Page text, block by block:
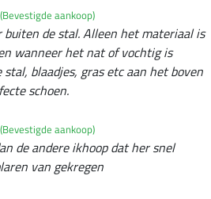
(Bevestigde aankoop)
buiten de stal. Alleen het materiaal is
wanneer het nat of vochtig is
blaadjes, gras etc aan het boven
schoen.
(Bevestigde aankoop)
de andere ikhoop dat her snel
van gekregen